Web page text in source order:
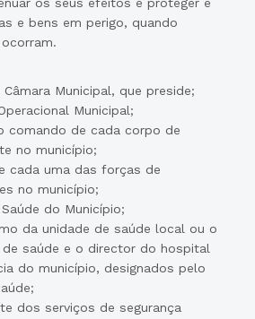
e bens em perigo, quando
Municipal, que preside;
Municipal;
comando de cada corpo de
no município;
cada uma das forças de
no município;
do Município;
da unidade de saúde local ou o
saúde e o director do hospital
do município, designados pelo
dos serviços de segurança